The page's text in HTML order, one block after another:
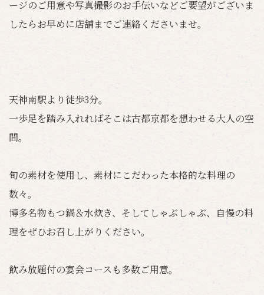
ージのご用意や写真撮影のお手伝いなどご要望がございま
したらお早めに店舗までご連絡くださいませ。
天神南駅より徒歩3分。
一歩足を踏み入れればそこは古都京都を想わせる大人の空
間。
旬の素材を使用し、素材にこだわった本格的な料理の
数々。
博多名物もつ鍋＆水炊き、そしてしゃぶしゃぶ、自慢の料
理をぜひお召し上がりください。
飲み放題付の宴会コースも多数ご用意。